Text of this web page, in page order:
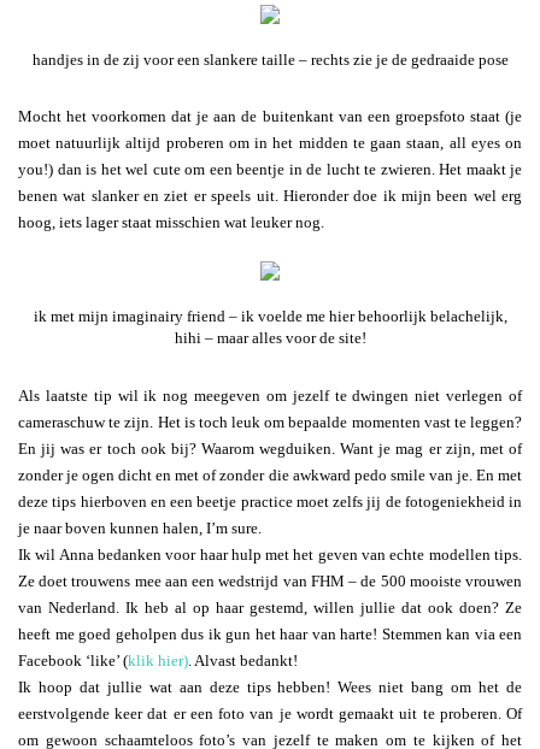
handjes in de zij voor een slankere taille – rechts zie je de gedraaide pose
Mocht het voorkomen dat je aan de buitenkant van een groepsfoto staat (je
moet natuurlijk altijd proberen om in het midden te gaan staan, all eyes on
you!) dan is het wel cute om een beentje in de lucht te zwieren. Het maakt je
benen wat slanker en ziet er speels uit. Hieronder doe ik mijn been wel erg
hoog, iets lager staat misschien wat leuker nog.
ik met mijn imaginairy friend – ik voelde me hier behoorlijk belachelijk,
hihi – maar alles voor de site!
Als laatste tip wil ik nog meegeven om jezelf te dwingen niet verlegen of
cameraschuw te zijn. Het is toch leuk om bepaalde momenten vast te leggen?
En jij was er toch ook bij? Waarom wegduiken. Want je mag er zijn, met of
zonder je ogen dicht en met of zonder die awkward pedo smile van je. En met
deze tips hierboven en een beetje practice moet zelfs jij de fotogeniekheid in
je naar boven kunnen halen, I’m sure.
Ik wil Anna bedanken voor haar hulp met het geven van echte modellen tips.
Ze doet trouwens mee aan een wedstrijd van FHM – de 500 mooiste vrouwen
van Nederland. Ik heb al op haar gestemd, willen jullie dat ook doen? Ze
heeft me goed geholpen dus ik gun het haar van harte! Stemmen kan via een
Facebook ‘like’ (klik hier) . Alvast bedankt!
Ik hoop dat jullie wat aan deze tips hebben! Wees niet bang om het de
eerstvolgende keer dat er een foto van je wordt gemaakt uit te proberen. Of
om gewoon schaamteloos foto’s van jezelf te maken om te kijken of het